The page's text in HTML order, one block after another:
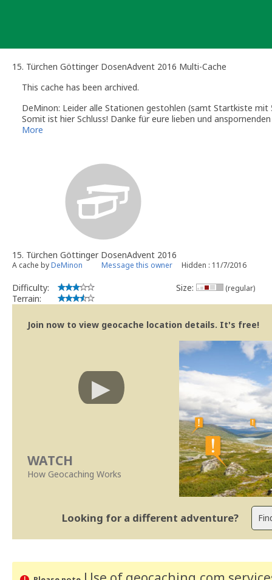
15. Türchen Göttinger DosenAdvent 2016 Multi-Cache
This cache has been archived.
DeMinon: Leider alle Stationen gestohlen (samt Startkiste
Somit ist hier Schluss! Danke für eure lieben und
Hier gibt es bald was Neues!
More
15. Türchen Göttinger DosenAdvent 2016
A cache byDeMinon Message this owner Hidden : 11/7/2016
Difficulty:
Terrain:
Size: (regular)
Join now to view geocache location details. It's free!
WATCH
How Geocaching Works
Looking for a different adventure?